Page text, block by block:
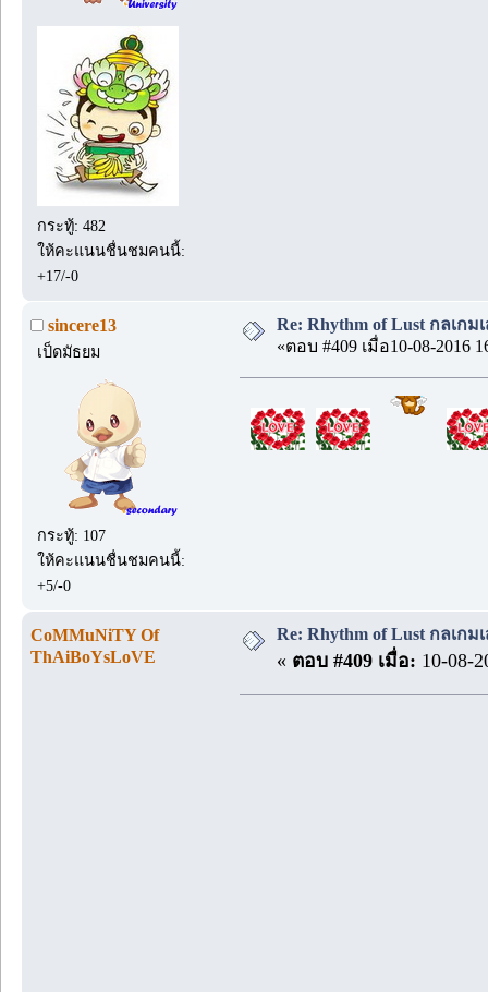
กระทู้: 482
ให้คะแนนชื่นชมคนนี้:
+17/-0
sincere13
เป็ดมัธยม
กระทู้: 107
ให้คะแนนชื่นชมคนนี้:
+5/-0
Re: Rhythm of Lust กลเกม
«ตอบ #409 เมื่อ10-08-2016
CoMMuNiTY Of
ThAiBoYsLoVE
Re: Rhythm of Lust กลเกม
« ตอบ #409 เมื่อ: 10-08-